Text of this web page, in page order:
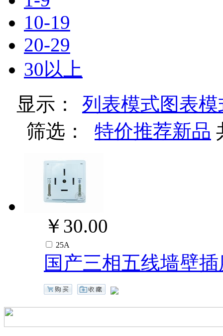
10-19
20-29
30以上
显示：
列表模式图表模
筛选：
特价推荐新品
￥30.00
25A
国产三相五线墙壁